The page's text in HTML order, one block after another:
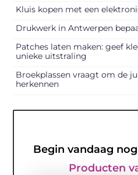
Kluis kopen met een
Drukwerk in Antwerpen
Patches laten maken: geef
unieke uitstraling
Broekplassen vraagt om de
herkennen
Begin vandaag
Producten